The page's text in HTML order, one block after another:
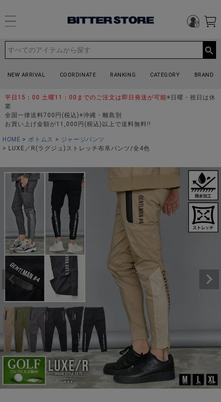
NEW ARRIVAL COORDINATE RANKING CATEGORY BRAND
平日15：00 土曜11：00までのご注文は即日発送が可能※日曜・祝日は休
業
全国一律送料700円(税込)※沖縄・離島別
お買い上げ金額が11,000円(税込)以上で送料無料!!
HOME ボトムス
ジャージパンツ
LUXE／R(ラグジュ)ストレッチ布帛パンツ/全4色